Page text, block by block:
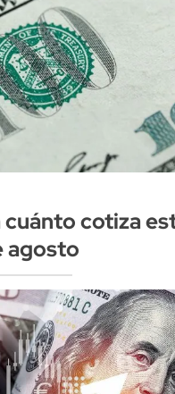
cuánto cotiza
agosto